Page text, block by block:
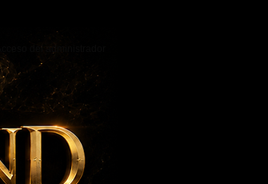
Acceso del administrador